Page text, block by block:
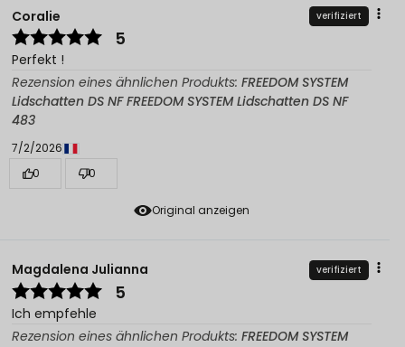
Original anzeigen
Coralie verifiziert
5
Perfekt !
Rezension eines ähnlichen Produkts: FREEDOM SYSTEM
Lidschatten DS NF FREEDOM SYSTEM Lidschatten DS NF
483
7/2/2026
0
0
Magdalena Julianna verifiziert
5
Ich empfehle
Rezension eines ähnlichen Produkts: FREEDOM SYSTEM